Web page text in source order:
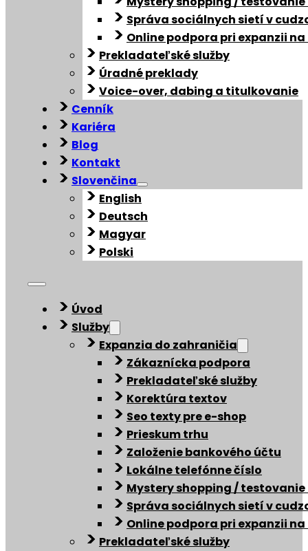
Správa sociálnych sietí v
Online podpora pri expanzii
Prekladateľské služby
Úradné preklady
Voice-over, dabing a titulkovanie
Cenník
Kariéra
Blog
Kontakt
Slovenčina
English
Deutsch
Magyar
Polski
Úvod
Služby
Expanzia do zahraničia
Zákaznícka podpora
Prekladateľské služby
Korektúra textov
Seo texty pre e-shop
Prieskum trhu
Založenie bankového účtu
Lokálne telefónne číslo
Mystery shopping /
Správa sociálnych sietí v
Online podpora pri expanzii
Prekladateľské služby